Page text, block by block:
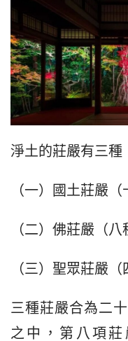
淨土的莊嚴有三種
（一）國土莊嚴（
（二）佛莊嚴（八
（三）聖眾莊嚴（
三種莊嚴合為二
之中，第八項